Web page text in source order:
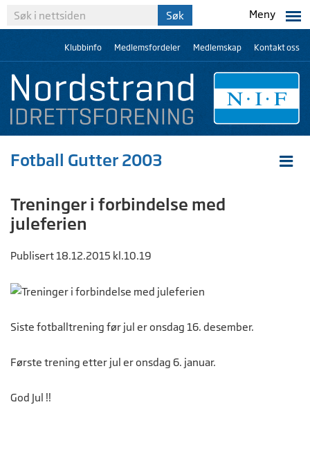
Meny
Klubbinfo Medlemsfordeler Medlemskap Kontakt oss
Fotball Gutter 2003
Treninger i forbindelse med
juleferien
Publisert 18.12.2015 kl.10.19
Siste fotballtrening før jul er onsdag 16. desember.
Første trening etter jul er onsdag 6. januar.
God Jul !!